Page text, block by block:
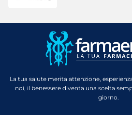
La tua salute merita attenzione,
noi, il benessere diventa una scelta
giorno.